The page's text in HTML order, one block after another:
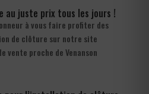
au juste prix tous les jours !
à vous faire profiter des
de clôture sur notre site
vente proche de Venanson